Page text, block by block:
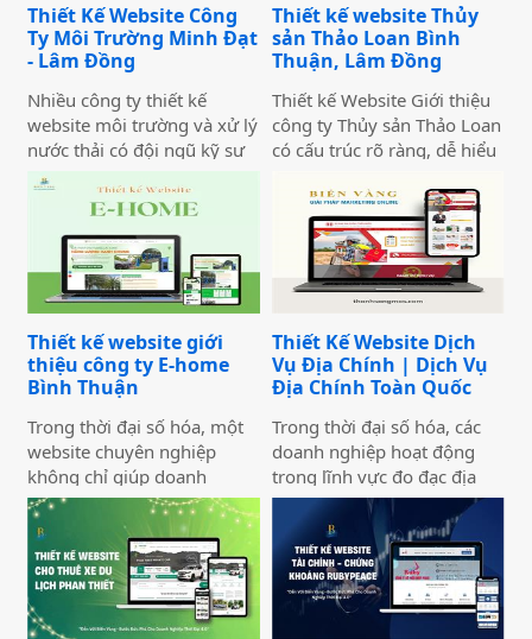
Thiết Kế Website Công
Ty Môi Trường Minh Đạt
- Lâm Đồng
Nhiều công ty thiết kế
website môi trường và xử lý
nước thải có đội ngũ kỹ sư
giỏi, dự án thực tế ấn tượng
— nhưng website lại sơ sài,
tải chậm, không có trên
Google. Hệ quả là hợp đồng
B2B bị đối thủ có website
chuyên nghiệp hơn giành
của bạn hoàn toàn vượt
trội.
Thiết kế website Thủy
sản Thảo Loan Bình
Thuận, Lâm Đồng
Thiết kế Website Giới thiệu
công ty Thủy sản Thảo Loan
có cấu trúc rõ ràng, dễ hiểu
cập vào website giúp truyền
tải thông tin hiệu quả. Với
tone chủ đạo chính là 2
màu xanh dương và đỏ làm
nổi bật lên những nội dung
Thiết kế website giới
thiệu công ty E-home
Bình Thuận
Trong thời đại số hóa, một
website chuyên nghiệp
không chỉ giúp doanh
nghiệp nâng cao uy tín mà
còn là công cụ tiếp cận
khách hàng hiệu quả. Dịch
vụ thiết kế website giới
thiệu công ty mang đến giải
pháp tối ưu, giúp doanh
Thiết Kế Website Dịch
Vụ Địa Chính | Dịch Vụ
Địa Chính Toàn Quốc
Trong thời đại số hóa, các
doanh nghiệp hoạt động
trong lĩnh vực đo đạc địa
chính cần có một website
chuyên nghiệp để nâng cao
uy tín và thu hút khách
hàng. Thiết Kế Website Biển
Vàng cung cấp giải pháp
thiết kế website đo đạc địa